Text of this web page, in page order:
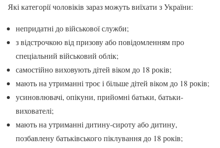
Які категорії чоловіків зараз можуть виїхати з України:
непридатні до військової служби;
з відстрочкою від призову або повідомленням про
спеціальний військовий облік;
самостійно виховують дітей віком до 18 років;
мають на утриманні троє і більше дітей віком до 18 років;
усиновлювачі, опікуни, прийомні батьки, батьки-
вихователі;
мають на утриманні дитину-сироту або дитину,
позбавлену батьківського піклування до 18 років;